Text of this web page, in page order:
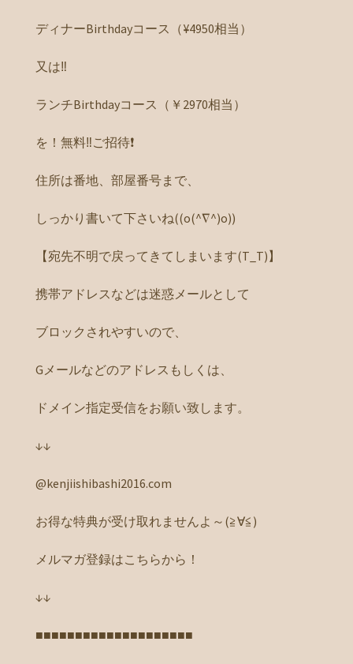
ディナーBirthdayコース（¥4950相当）
又は‼️
ランチBirthdayコース（￥2970相当）
を！無料‼️ご招待❗️
住所は番地、部屋番号まで、
しっかり書いて下さいね((o(^∇^)o))
【宛先不明で戻ってきてしまいます(T_T)】
携帯アドレスなどは迷惑メールとして
ブロックされやすいので、
Gメールなどのアドレスもしくは、
ドメイン指定受信をお願い致します。
↓↓
@kenjiishibashi2016.com
お得な特典が受け取れませんよ～(≧∀≦)
メルマガ登録はこちらから！
↓↓
■■■■■■■■■■■■■■■■■■■■